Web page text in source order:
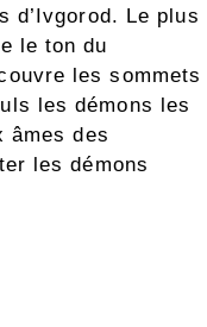
d’Ivgorod. Le plus
le ton du
les sommets
les démons les
âmes des
les démons